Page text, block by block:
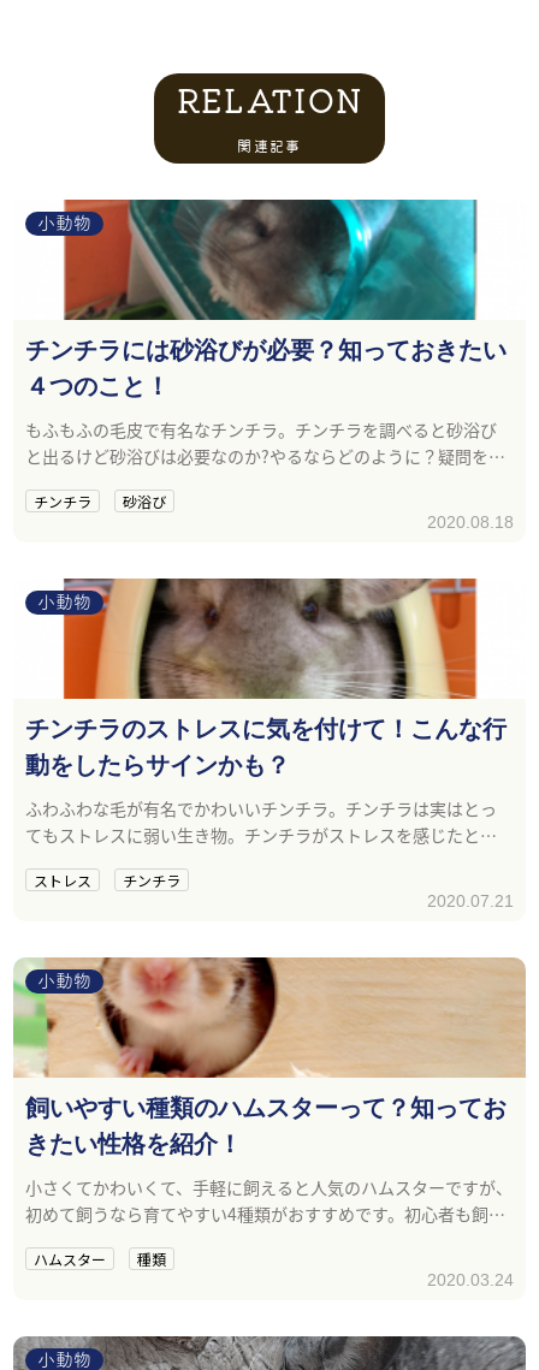
RELATION
関連記事
小動物
チンチラには砂浴びが必要？知っておきたい
４つのこと！
もふもふの毛皮で有名なチンチラ。チンチラを調べると砂浴び
と出るけど砂浴びは必要なのか?やるならどのように？疑問を解
チンチラ 砂浴び
2020.08.18
小動物
チンチラのストレスに気を付けて！こんな行
動をしたらサインかも？
ふわふわな毛が有名でかわいいチンチラ。チンチラは実はとっ
てもストレスに弱い生き物。チンチラがストレスを感じたとき
ストレス チンチラ
2020.07.21
小動物
飼いやすい種類のハムスターって？知ってお
きたい性格を紹介！
小さくてかわいくて、手軽に飼えると人気のハムスターですが、
初めて飼うなら育てやすい4種類がおすすめです。初心者も飼い
ハムスター 種類
2020.03.24
小動物